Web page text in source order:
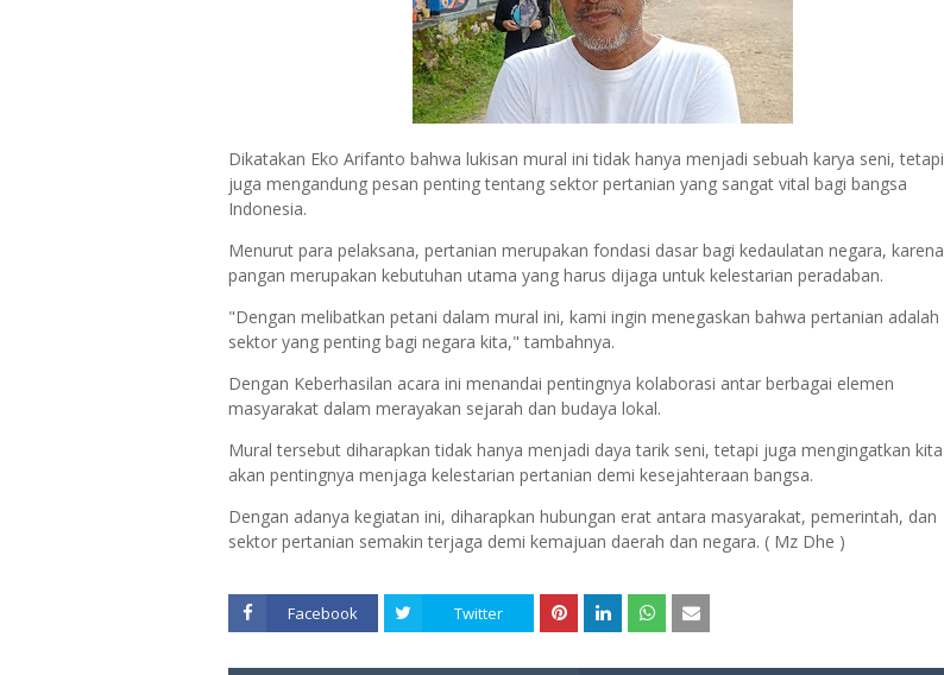
Dikatakan Eko Arifanto bahwa lukisan mural ini tidak hanya menjadi sebuah karya seni, tetapi
juga mengandung pesan penting tentang sektor pertanian yang sangat vital bagi bangsa
Indonesia.
Menurut para pelaksana, pertanian merupakan fondasi dasar bagi kedaulatan negara, karena
pangan merupakan kebutuhan utama yang harus dijaga untuk kelestarian peradaban.
"Dengan melibatkan petani dalam mural ini, kami ingin menegaskan bahwa pertanian adalah
sektor yang penting bagi negara kita," tambahnya.
Dengan Keberhasilan acara ini menandai pentingnya kolaborasi antar berbagai elemen
masyarakat dalam merayakan sejarah dan budaya lokal.
Mural tersebut diharapkan tidak hanya menjadi daya tarik seni, tetapi juga mengingatkan kita
akan pentingnya menjaga kelestarian pertanian demi kesejahteraan bangsa.
Dengan adanya kegiatan ini, diharapkan hubungan erat antara masyarakat, pemerintah, dan
sektor pertanian semakin terjaga demi kemajuan daerah dan negara. ( Mz Dhe )
Facebook Twitter